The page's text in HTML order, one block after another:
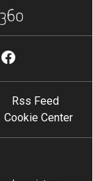
Rss Feed
Cookie Center